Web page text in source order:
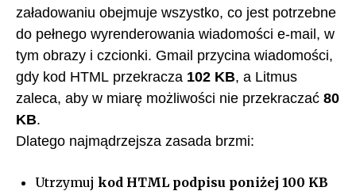
załadowaniu obejmuje wszystko, co jest potrzebne
do pełnego wyrenderowania wiadomości e-mail, w
tym obrazy i czcionki. Gmail przycina wiadomości,
gdy kod HTML przekracza 102 KB, a Litmus
zaleca, aby w miarę możliwości nie przekraczać 80
KB.
Dlatego najmądrzejsza zasada brzmi:
Utrzymuj kod HTML podpisu poniżej 100 KB